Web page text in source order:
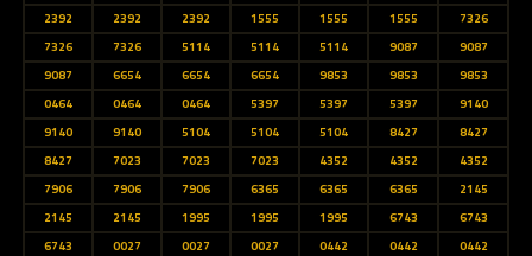
2392
2392 2392 1555 1555 1555
7326
7326
7326 5114 5114 5114 9087
9087
9087
6654 6654 6654 9853 9853
9853
0464
0464 0464 5397 5397 5397
9140
9140
9140 5104 5104 5104 8427
8427
8427
7023 7023 7023 4352 4352
4352
7906
7906 7906 6365 6365 6365
2145
2145
2145 1995 1995 1995 6743
6743
6743
0027 0027 0027 0442 0442
0442